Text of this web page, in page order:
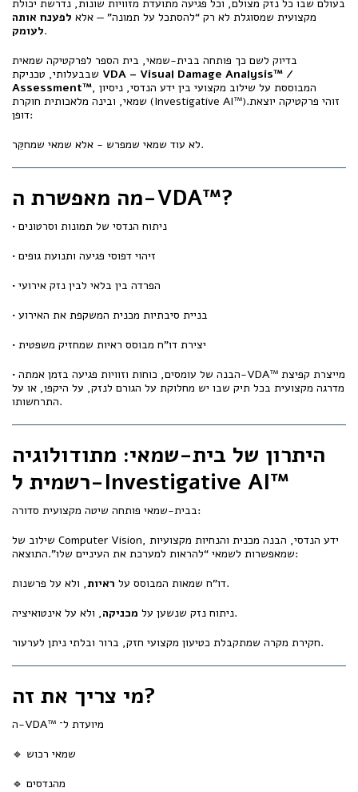
בעולם שבו כל נזק מצולם, וכל פגיעה מתועדת מזוויות שונות, נדרשת יכולת
מקצועית שמסוגלת לא רק “להסתכל על תמונה” — אלא לפענח אותה
לעומק.
בדיוק לשם כך פותחה בבית-שמאי, בית הספר לפרקטיקה שמאית
VDA – Visual Damage Analysis™ /
Assessment™, המבוססת על שילוב מקצועי בין ידע הנדסי, ניסיון
שמאי, ובינה מלאכותית חוקרת (Investigative AI™).זוהי פרקטיקה יוצאת
דופן:
לא עוד שמאי שמפרש - אלא שמאי שמחקֵּר.
מה מאפשרת ה-VDA™?
• ניתוח הנדסי של תמונות וסרטונים
• זיהוי דפוסי פגיעה ותנועת גופים
• הפרדה בין בלאי לבין נזק אירועי
• בניית סיבתיות מכנית המשקפת את האירוע
• יצירת דו"ח מבוסס ראיות שמחזיק משפטית
• הבנה של עומסים, כוחות וזוויות פגיעה בזמן אמתה-VDA™ מייצרת קפיצת
מדרגה מקצועית בכל תיק שבו יש מחלוקת על הגורם לנזק, על היקפו, או על
התרחשותו.
היתרון של בית-שמאי: מתודולוגיה
רשמית ל-Investigative AI™
בבית-שמאי פותחה שיטה מקצועית סדורה:
שילוב של Computer Vision, ידע הנדסי, הבנה מכנית והנחיות מקצועיות
שמאפשרות לשמאי “להראות למערכת את העיניים שלו”.התוצאה:
דו"ח שמאות המבוסס על ראיות
, ולא על פרשנות.
ניתוח נזק שנשען על מכניקה
, ולא על אינטואיציה.
חקירת מקרה שמתקבלת כטיעון מקצועי חזק, ברור ובלתי ניתן לערעור.
מי צריך את זה?
ה-VDA™ מיועדת ל־
🔹 שמאי רכוש
🔹 מהנדסים